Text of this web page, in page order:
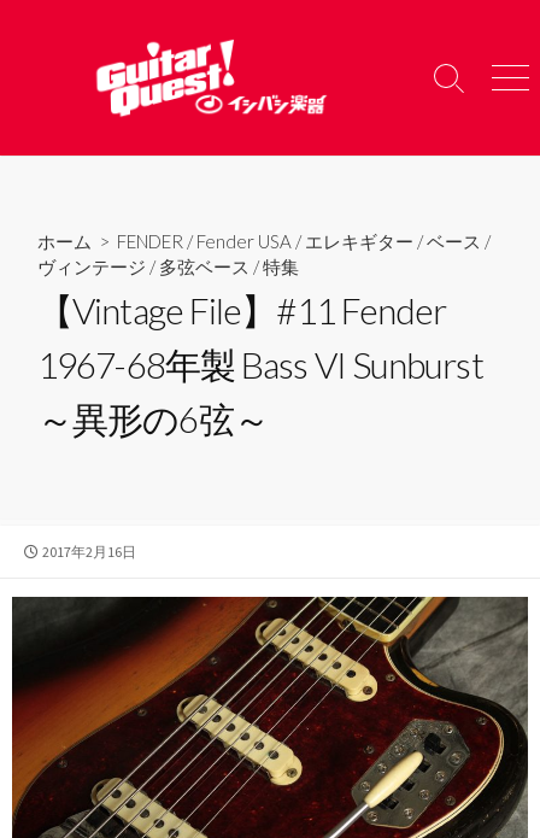
へ
検
り
メ
ー
ホーム > FENDER /Fender USA /エレキギター /ベース /
ヴィンテージ /多弦ベース /特集
【Vintage File】#11 Fender
1967-68年製 Bass VI Sunburst
～異形の6弦～
公
日
2017年2月16日